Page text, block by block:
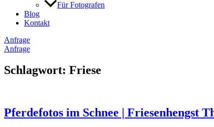
Für Fotografen
Blog
Kontakt
Anfrage
Anfrage
Schlagwort: Friese
Pferdefotos im Schnee | Friesenhengst